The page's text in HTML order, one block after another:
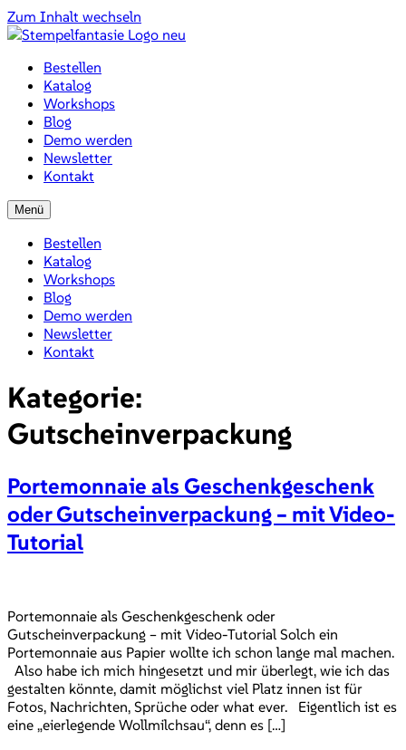
Zum Inhalt wechseln
Bestellen
Katalog
Workshops
Blog
Demo werden
Newsletter
Kontakt
Menü
Bestellen
Katalog
Workshops
Blog
Demo werden
Newsletter
Kontakt
Kategorie:
Gutscheinverpackung
Portemonnaie als Geschenkgeschenk
oder Gutscheinverpackung – mit Video-
Tutorial
Portemonnaie als Geschenkgeschenk oder
Gutscheinverpackung – mit Video-Tutorial Solch ein
Portemonnaie aus Papier wollte ich schon lange mal machen.
Also habe ich mich hingesetzt und mir überlegt, wie ich das
gestalten könnte, damit möglichst viel Platz innen ist für
Fotos, Nachrichten, Sprüche oder what ever. Eigentlich ist es
eine „eierlegende Wollmilchsau“, denn es […]